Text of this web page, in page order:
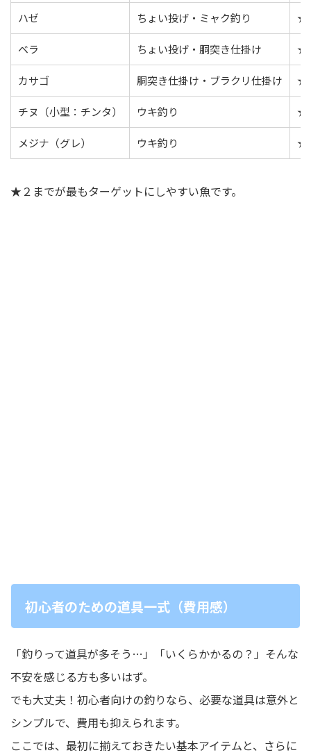
ハゼ ちょい投げ・ミャク釣り
ベラ ちょい投げ・胴突き仕掛け
カサゴ 胴突き仕掛け・ブラクリ仕掛け
チヌ（小型：チンタ） ウキ釣り
メジナ（グレ） ウキ釣り
★２までが最もターゲットにしやすい魚です。
初心者のための道具一式（費用感）
「釣りって道具が多そう…」「いくらかかるの？」そんな
不安を感じる方も多いはず。
でも大丈夫！初心者向けの釣りなら、必要な道具は意外と
シンプルで、費用も抑えられます。
ここでは、最初に揃えておきたい基本アイテムと、さらに